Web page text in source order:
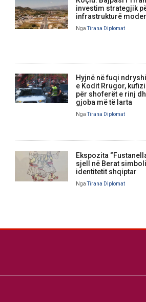
investim strategjik
infrastrukturë
NgaTirana Diplomat
Hyjnë në fuqi
e Kodit Rrugor,
për shoferët e rinj
gjoba më të larta
NgaTirana Diplomat
Ekspozita
sjell në Berat
identitetit shqiptar
NgaTirana Diplomat